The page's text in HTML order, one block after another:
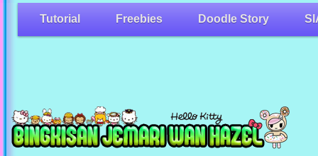
Tutorial Freebies Doodle Story